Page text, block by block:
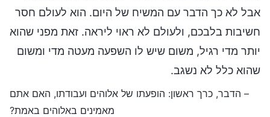
אבל לא כך הדבר עם המשיח של היום. הוא לעולם חסר
חשיבות בלבכם, ולעולם לא ראוי ליראה. זאת מפני שהוא
יותר מדי רגיל, משום שיש לו השפעה מעטה מדי ומשום
שהוא כלל לא נשגב.
– הדבר, כרך ראשון: הופעתו של אלוהים ועבודתו, האם אתם
מאמינים באלוהים באמת?